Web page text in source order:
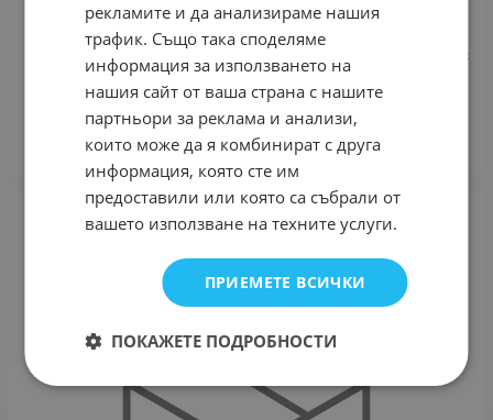
Радиоприемник, , Bluetooth, Многофункционлано
радио, музикална уредба, МР3 плейър, ST-3020BTS с
фото панел
13.80 € 26.99 лв.
КУПИ
рекламите и да анализираме нашия
трафик. Също така споделяме
информация за използването на
нашия сайт от ваша страна с нашите
партньори за реклама и анализи,
които може да я комбинират с друга
информация, която сте им
предоставили или която са събрали от
вашето използване на техните услуги.
ПРИЕМЕТЕ ВСИЧКИ
ПОКАЖЕТЕ ПОДРОБНОСТИ